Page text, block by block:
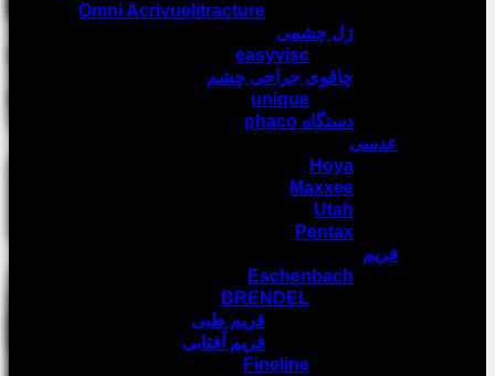
Omni Acrivuelitracture
ژل چشمی
easyvisc
چاقوی جراحی چشم
unique
دستگاه phaco
عدسی
Hoya
Maxxee
Utah
Pentax
فریم
Eschenbach
BRENDEL
فریم طبی
فریم آفتابی
Fineline